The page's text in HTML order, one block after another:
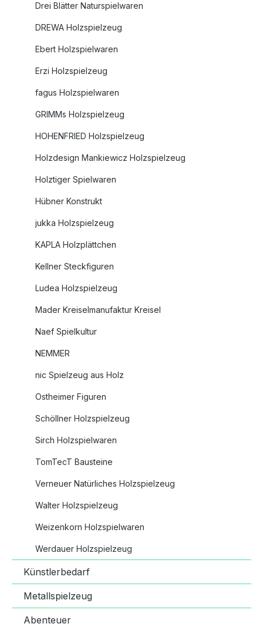
Drei Blätter Naturspielwaren
DREWA Holzspielzeug
Ebert Holzspielwaren
Erzi Holzspielzeug
fagus Holzspielwaren
GRIMMs Holzspielzeug
HOHENFRIED Holzspielzeug
Holzdesign Mankiewicz Holzspielzeug
Holztiger Spielwaren
Hübner Konstrukt
jukka Holzspielzeug
KAPLA Holzplättchen
Kellner Steckfiguren
Ludea Holzspielzeug
Mader Kreiselmanufaktur Kreisel
Naef Spielkultur
NEMMER
nic Spielzeug aus Holz
Ostheimer Figuren
Schöllner Holzspielzeug
Sirch Holzspielwaren
TomTecT Bausteine
Verneuer Natürliches Holzspielzeug
Walter Holzspielzeug
Weizenkorn Holzspielwaren
Werdauer Holzspielzeug
Künstlerbedarf
Metallspielzeug
Abenteuer